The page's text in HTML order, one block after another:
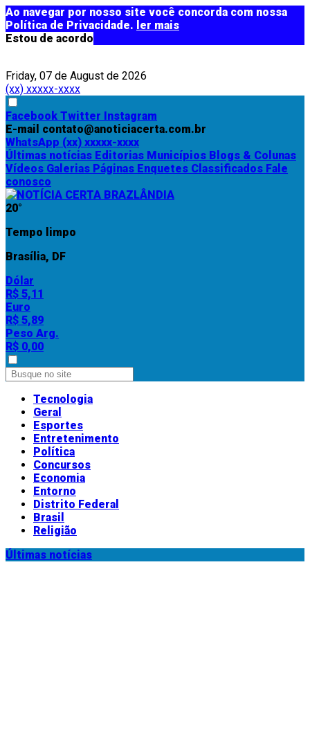
Ao navegar por nosso site você concorda com nossa
Política de Privacidade. ler mais
Estou de acordo
Friday, 07 de August de 2026
(xx) xxxxx-xxxx
Facebook Twitter Instagram
E-mail contato@anoticiacerta.com.br
WhatsApp (xx) xxxxx-xxxx
Últimas notícias Editorias Municípios Blogs & Colunas
Vídeos Galerias Páginas Enquetes Classificados Fale
conosco
20°
Tempo limpo
Brasília, DF
Dólar
R$ 5,11
Euro
R$ 5,89
Peso Arg.
R$ 0,00
Tecnologia
Geral
Esportes
Entretenimento
Política
Concursos
Economia
Entorno
Distrito Federal
Brasil
Religião
Últimas notícias